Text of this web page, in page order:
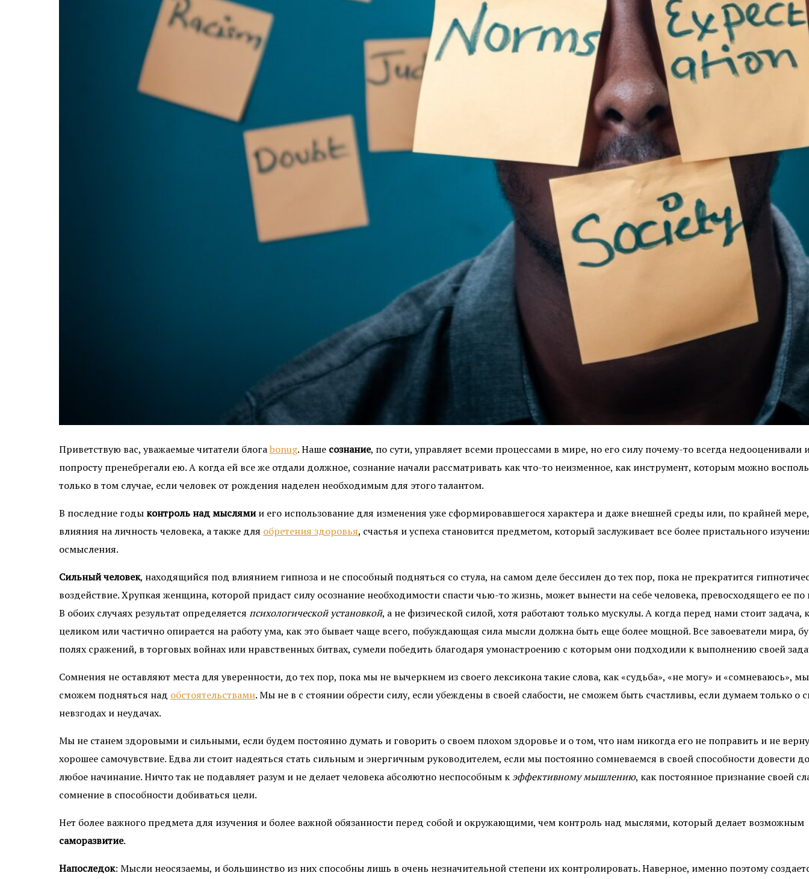
Приветствую вас, уважаемые читатели блогаbonug. Наше сознание, по сути, управляет всеми процессами в мире, но его силу почему-то всегда недооценивали
попросту пренебрегали ею. А когда ей все же отдали должное, сознание начали рассматривать как что-то неизменное, как инструмент, которым можно
только в том случае, если человек от рождения наделен необходимым для этого талантом.
В последние годы контроль над мыслямии его использование для изменения уже сформировавшегося характера и даже внешней среды или, по крайней
влияния на личность человека, а также для обретения здоровья, счастья и успеха становится предметом, который заслуживает все более пристального
осмысления.
Сильный человек, находящийся под влиянием гипноза и не способный подняться со стула, на самом деле бессилен до тех пор, пока не прекратится
воздействие. Хрупкая женщина, которой придаст силу осознание необходимости спасти чью-то жизнь, может вынести на себе человека, превосходящего ее по
В обоих случаях результат определяется психологической установкой, а не физической силой, хотя работают только мускулы. А когда перед нами стоит задача,
целиком или частично опирается на работу ума, как это бывает чаще всего, побуждающая сила мысли должна быть еще более мощной. Все завоеватели мира,
полях сражений, в торговых войнах или нравственных битвах, сумели победить благодаря умонастроению с которым они подходили к выполнению своей
Сомнения не оставляют места для уверенности, до тех пор, пока мы не вычеркнем из своего лексикона такие слова, как «судьба», «не могу» и «сомневаюсь»,
сможем подняться над обстоятельствами. Мы не в с стоянии обрести силу, если убеждены в своей слабости, не сможем быть счастливы, если думаем только о
невзгодах и неудачах.
Мы не станем здоровыми и сильными, если будем постоянно думать и говорить о своем плохом здоровье и о том, что нам никогда его не поправить и не
хорошее самочувствие. Едва ли стоит надеяться стать сильным и энергичным руководителем, если мы постоянно сомневаемся в своей способности довести
любое начинание. Ничто так не подавляет разум и не делает человека абсолютно неспособным к эффективному мышлению, как постоянное признание своей
сомнение в способности добиваться цели.
Нет более важного предмета для изучения и более важной обязанности перед собой и окружающими, чем контроль над мыслями, который делает возможным
саморазвитие.
Напоследок: Мысли неосязаемы, и большинство из них способны лишь в очень незначительной степени их контролировать. Наверное, именно поэтому